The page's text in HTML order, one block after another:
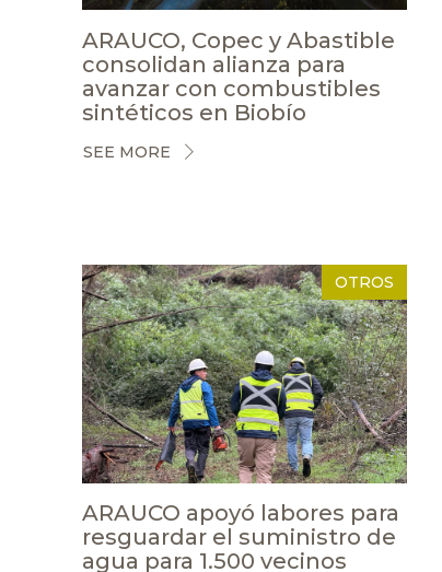
ARAUCO, Copec y Abastible
consolidan alianza para
avanzar con combustibles
sintéticos en Biobío
SEE MORE
OTROS
ARAUCO apoyó labores para
resguardar el suministro de
agua para 1.500 vecinos